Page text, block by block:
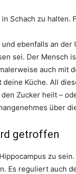
Schach zu
ebenfalls an der
sei. Der Mensch
auch mit
Küche. All
Zucker heilt –
über
getroffen
zu
Es reguliert auch